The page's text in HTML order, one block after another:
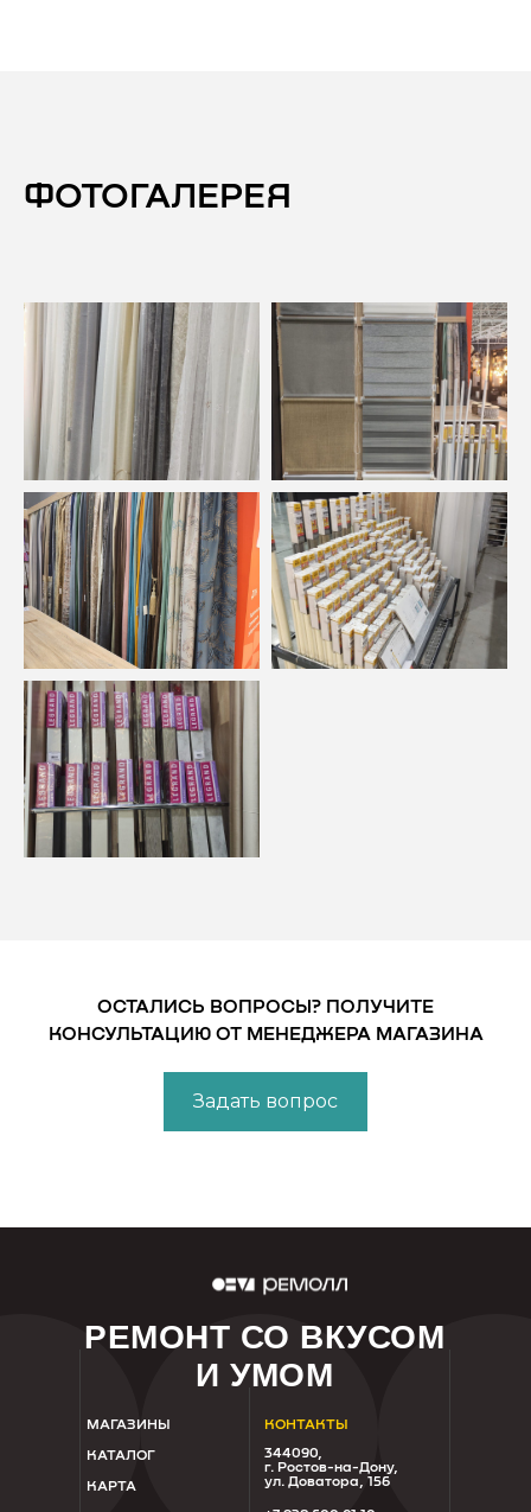
ФОТОГАЛЕРЕЯ
ОСТАЛИСЬ ВОПРОСЫ? ПОЛУЧИТЕ
КОНСУЛЬТАЦИЮ ОТ МЕНЕДЖЕРА МАГАЗИНА
Задать вопрос
РЕМОНТ СО ВКУСОМ
И УМОМ
МАГАЗИНЫ
КОНТАКТЫ
344090,
г. Ростов-на-Дону,
ул. Доватора, 156
КАТАЛОГ
КАРТА